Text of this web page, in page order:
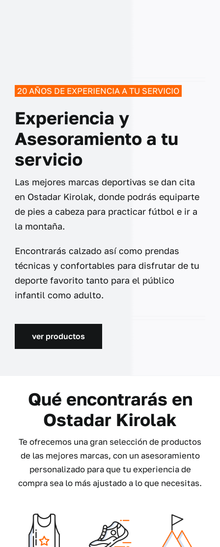
20 AÑOS DE EXPERIENCIA A TU SERVICIO
Experiencia y
Asesoramiento a tu
servicio
Las mejores marcas deportivas se dan cita
en Ostadar Kirolak, donde podrás equiparte
de pies a cabeza para practicar fútbol e ir a
la montaña.
Encontrarás calzado así como prendas
técnicas y confortables para disfrutar de tu
deporte favorito tanto para el público
infantil como adulto.
ver productos
Qué encontrarás en
Ostadar Kirolak
Te ofrecemos una gran selección de productos
de las mejores marcas, con un asesoramiento
personalizado para que tu experiencia de
compra sea lo más ajustado a lo que necesitas.